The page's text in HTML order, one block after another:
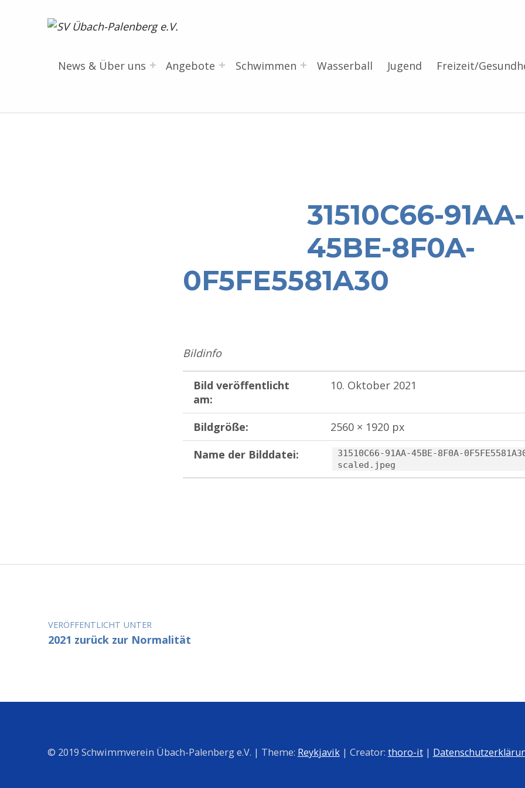
News & Über uns Angebote Schwimmen Wasserball Jugend Freizeit/
31510C66-91AA-
45BE-8F0A-
0F5FE5581A30
Bildinfo
Bild veröffentlicht
am:
10. Oktober 2021
Bildgröße:
2560 × 1920 px
Name der Bilddatei:
31510C66-91AA-45BE-8F0A-
scaled.jpeg
Zurück zur Hauptnavigation springen
Beitragsnavigation
VERÖFFENTLICHT UNTER
2021 zurück zur Normalität
© 2019 Schwimmverein Übach-Palenberg e.V. | Theme: Reykjavik| Creator: thoro-it|